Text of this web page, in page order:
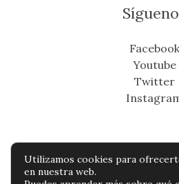
Facebook
Youtube
Twitter
Copyright © Todos os
Utilizamos cookies para
en nuestra web.